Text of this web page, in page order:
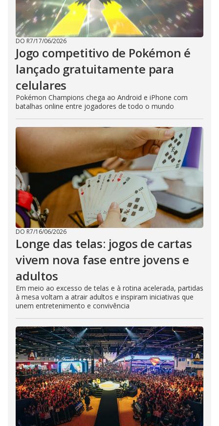
DO R7/17/06/2026
Jogo competitivo de Pokémon é
lançado gratuitamente para
celulares
Pokémon Champions chega ao Android e iPhone com
batalhas online entre jogadores de todo o mundo
DO R7/16/06/2026
Longe das telas: jogos de cartas
vivem nova fase entre jovens e
adultos
Em meio ao excesso de telas e à rotina acelerada, partidas
à mesa voltam a atrair adultos e inspiram iniciativas que
unem entretenimento e convivência